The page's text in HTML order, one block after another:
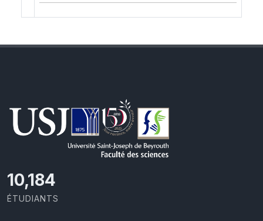
10,801
ÉTUDIANTS